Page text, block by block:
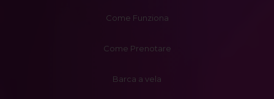
Come Funziona
Come Prenotare
Barca a vela